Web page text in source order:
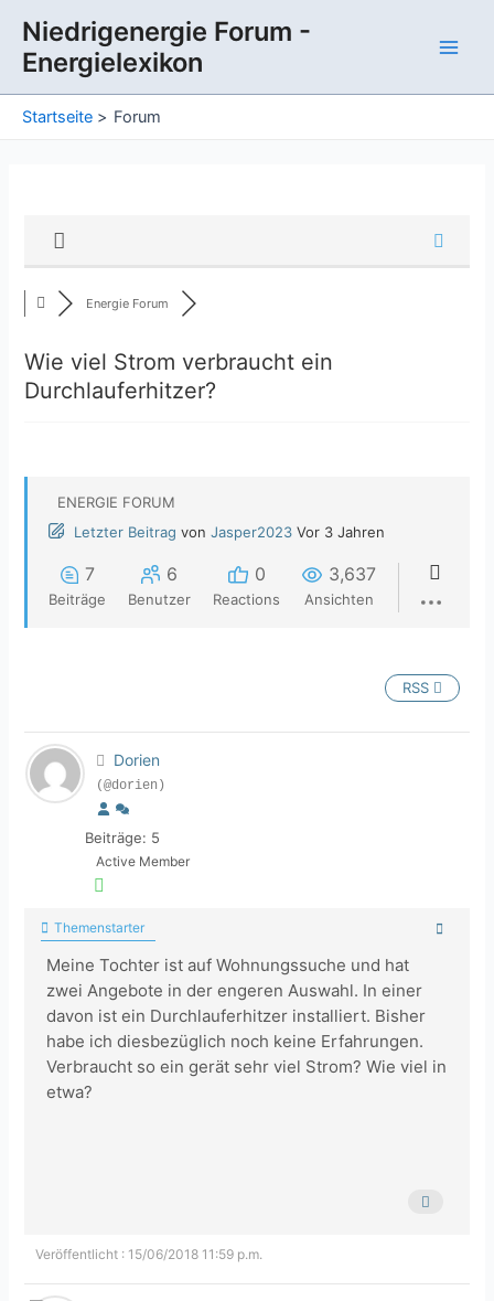
Inhalt
springen
Niedrigenergie Forum -
Energielexikon
Startseite Forum
Energie Forum
Wie viel Strom verbraucht ein
Durchlauferhitzer?
ENERGIE FORUM
Letzter Beitrag von Jasper2023 Vor 3 Jahren
7
Beiträge
6
Benutzer
0
Reactions
3,637
Ansichten
RSS
Dorien
(@dorien)
Beiträge: 5
Active Member
Themenstarter
Meine Tochter ist auf Wohnungssuche und hat
zwei Angebote in der engeren Auswahl. In einer
davon ist ein Durchlauferhitzer installiert. Bisher
habe ich diesbezüglich noch keine Erfahrungen.
Verbraucht so ein gerät sehr viel Strom? Wie viel in
etwa?
Veröffentlicht : 15/06/2018 11:59 p.m.